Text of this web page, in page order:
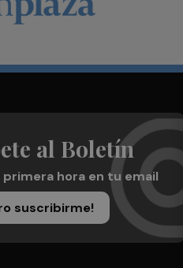
al Boletín
primera hora en tu email
suscribirme!